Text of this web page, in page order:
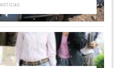
NOTICIAS